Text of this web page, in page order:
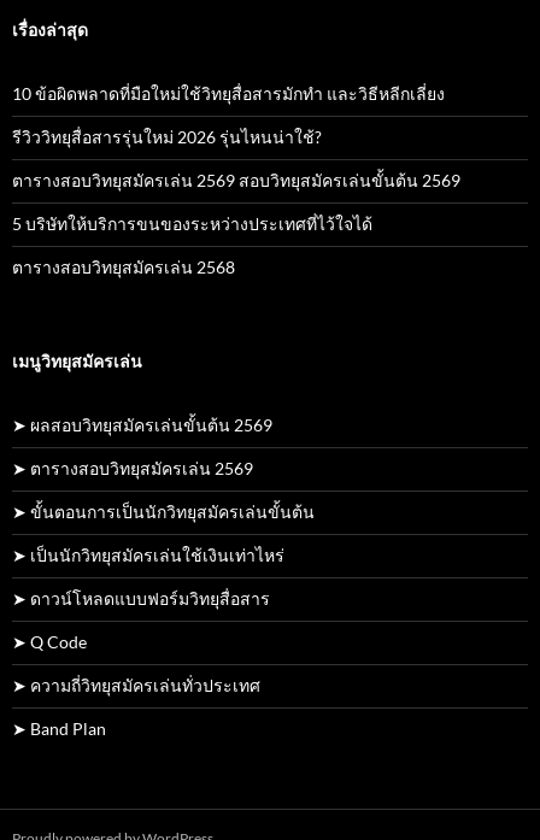
เรื่องล่าสุด
10 ข้อผิดพลาดที่มือใหม่ใช้วิทยุสื่อสารมักทำ และวิธีหลีกเลี่ยง
รีวิววิทยุสื่อสารรุ่นใหม่ 2026 รุ่นไหนน่าใช้?
ตารางสอบวิทยุสมัครเล่น 2569 สอบวิทยุสมัครเล่นขั้นต้น 2569
5 บริษัทให้บริการขนของระหว่างประเทศที่ไว้ใจได้
ตารางสอบวิทยุสมัครเล่น 2568
เมนูวิทยุสมัครเล่น
➤ ผลสอบวิทยุสมัครเล่นขั้นต้น 2569
➤ ตารางสอบวิทยุสมัครเล่น 2569
➤ ขั้นตอนการเป็นนักวิทยุสมัครเล่นขั้นต้น
➤ เป็นนักวิทยุสมัครเล่นใช้เงินเท่าไหร่
➤ ดาวน์โหลดแบบฟอร์มวิทยุสื่อสาร
➤ Q Code
➤ ความถี่วิทยุสมัครเล่นทั่วประเทศ
➤ Band Plan